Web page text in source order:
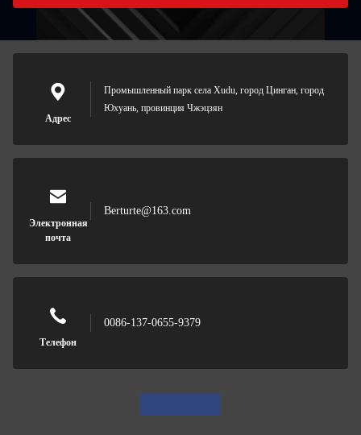
Адрес
Промышленный парк села Xudu, город Цинган, город
Юхуань, провинция Чжэцзян
Электронная
почта
Berturte@163.com
Телефон
0086-137-0655-9379